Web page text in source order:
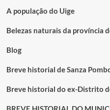
A população do Uige
Belezas naturais da província
Blog
Breve historial de Sanza
Breve historial do ex-Distrito